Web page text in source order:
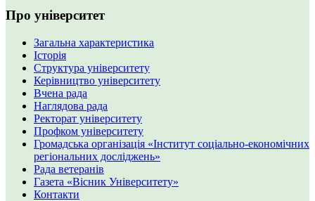
Про університет
Загальна характеристика
Історія
Структура університету
Керівництво університету
Вчена рада
Наглядова рада
Ректорат університету
Профком університету
Громадська організація «Інститут соціально-економічних
регіональних досліджень»
Рада ветеранів
Газета «Вісник Університету»
Контакти